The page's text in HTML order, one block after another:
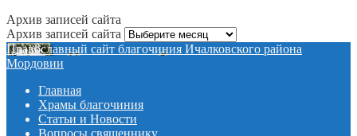
Архив записей сайта
Архив записей сайта
Православный сайт благочиния Ичалковского района
Мордовии
Главная
Храмы благочиния
Статьи и Новости
Вопросы священнику